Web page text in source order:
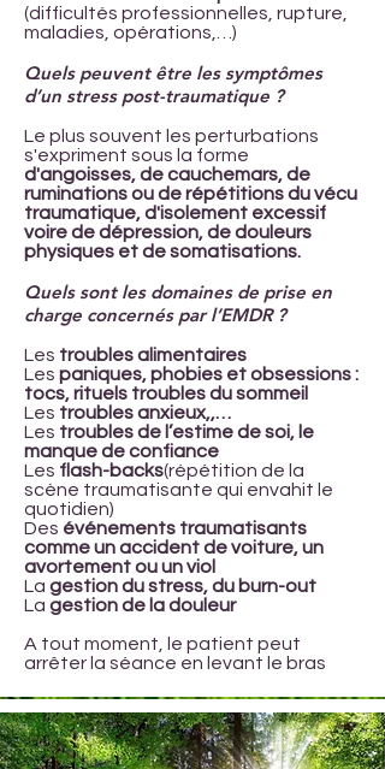
(difficultés professionnelles, rupture,
maladies, opérations,…)
Quels peuvent être les symptômes
d’un stress post-traumatique ?
Le plus souvent les perturbations
s'expriment sous la forme
d'angoisses, de cauchemars, de
ruminations ou de répétitions du vécu
traumatique, d'isolement excessif
voire de dépression, de douleurs
physiques et de somatisations.
Quels sont les domaines de prise en
charge concernés par l’EMDR ?
Les troubles alimentaires
Les paniques, phobies et obsessions :
tocs, rituels troubles du sommeil
Les troubles anxieux,,…
Les troubles de l’estime de soi, le
manque de confiance
Les flash-backs(répétition de la
scène traumatisante qui envahit le
quotidien)
Des événements traumatisants
comme un accident de voiture, un
avortement ou un viol
La gestion du stress, du burn-out
La gestion de la douleur
A tout moment, le patient peut
arrêter la séance en levant le bras